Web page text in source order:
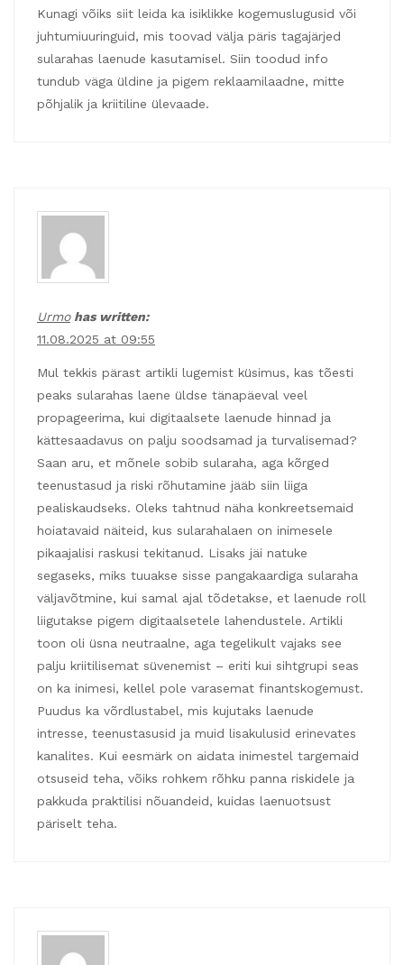
Kunagi võiks siit leida ka isiklikke kogemuslugusid või
juhtumiuuringuid, mis toovad välja päris tagajärjed
sularahas laenude kasutamisel. Siin toodud info
tundub väga üldine ja pigem reklaamilaadne, mitte
põhjalik ja kriitiline ülevaade.
Urmohas written:
11.08.2025 at 09:55
Mul tekkis pärast artikli lugemist küsimus, kas tõesti
peaks sularahas laene üldse tänapäeval veel
propageerima, kui digitaalsete laenude hinnad ja
kättesaadavus on palju soodsamad ja turvalisemad?
Saan aru, et mõnele sobib sularaha, aga kõrged
teenustasud ja riski rõhutamine jääb siin liiga
pealiskaudseks. Oleks tahtnud näha konkreetsemaid
hoiatavaid näiteid, kus sularahalaen on inimesele
pikaajalisi raskusi tekitanud. Lisaks jäi natuke
segaseks, miks tuuakse sisse pangakaardiga sularaha
väljavõtmine, kui samal ajal tõdetakse, et laenude roll
liigutakse pigem digitaalsetele lahendustele. Artikli
toon oli üsna neutraalne, aga tegelikult vajaks see
palju kriitilisemat süvenemist – eriti kui sihtgrupi seas
on ka inimesi, kellel pole varasemat finantskogemust.
Puudus ka võrdlustabel, mis kujutaks laenude
intresse, teenustasusid ja muid lisakulusid erinevates
kanalites. Kui eesmärk on aidata inimestel targemaid
otsuseid teha, võiks rohkem rõhku panna riskidele ja
pakkuda praktilisi nõuandeid, kuidas laenuotsust
päriselt teha.